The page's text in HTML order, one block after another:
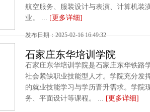
航空服务、服装设计与表演、计算机装
业。 ... [更多详细]
发布日期：2025-02-16 16:49:32
石家庄东华培训学院
石家庄东华培训学院是石家庄东华铁路
社会紧缺职业技能型人才。学院充分发
的就业技能学习与学历晋升需求。学院
务、平面设计等课程。 ... [更多详细]